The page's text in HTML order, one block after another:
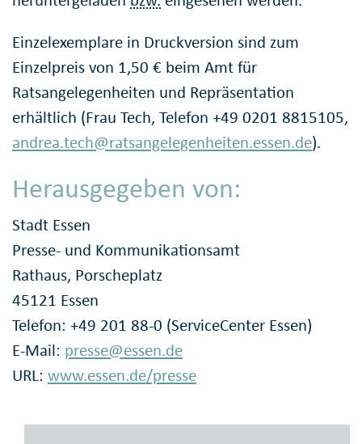
Einzelexemplare in Druckversion sind zum
Einzelpreis von 1,50 € beim Amt für
Ratsangelegenheiten und Repräsentation
erhältlich (Frau Tech, Telefon +49 0201 8815105,
andrea.tech@ratsangelegenheiten.essen.de).
Herausgegeben von:
Stadt Essen
Presse- und Kommunikationsamt
Rathaus, Porscheplatz
45121 Essen
Telefon: +49 201 88-0 (ServiceCenter Essen)
E-Mail: presse@essen.de
URL: www.essen.de/presse